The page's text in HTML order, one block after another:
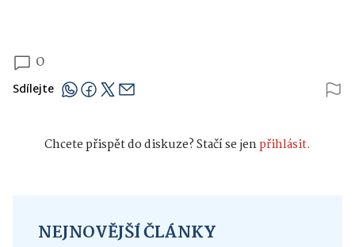
0
Sdílejte
Chcete přispět do diskuze? Stačí se jenpřihlásit.
NEJNOVĚJŠÍ ČLÁNKY